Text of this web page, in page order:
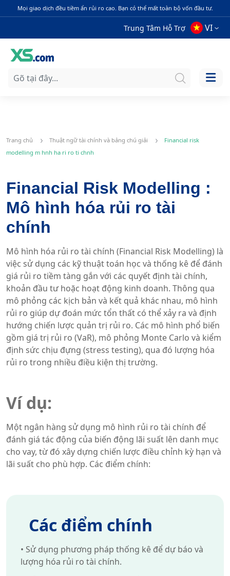
Mọi giao dịch đều tiềm ẩn rủi ro cao. Bạn có thể mất toàn bộ vốn đầu tư.
Trung Tâm Hỗ Trợ VI
Trang chủ Thuật ngữ tài chính và bảng chú giải
Financial risk
modelling m hnh ha ri ro ti chnh
Financial Risk Modelling :
Mô hình hóa rủi ro tài
chính
Mô hình hóa rủi ro tài chính (Financial Risk Modelling) là
việc sử dụng các kỹ thuật toán học và thống kê để đánh
giá rủi ro tiềm tàng gắn với các quyết định tài chính,
khoản đầu tư hoặc hoạt động kinh doanh. Thông qua
mô phỏng các kịch bản và kết quả khác nhau, mô hình
rủi ro giúp dự đoán mức tổn thất có thể xảy ra và định
hướng chiến lược quản trị rủi ro. Các mô hình phổ biến
gồm giá trị rủi ro (VaR), mô phỏng Monte Carlo và kiểm
định sức chịu đựng (stress testing), qua đó lượng hóa
rủi ro trong nhiều điều kiện thị trường.
Ví dụ:
Một ngân hàng sử dụng mô hình rủi ro tài chính để
đánh giá tác động của biến động lãi suất lên danh mục
cho vay, từ đó xây dựng chiến lược điều chỉnh kỳ hạn và
lãi suất cho phù hợp. Các điểm chính:
Các điểm chính
• Sử dụng phương pháp thống kê để dự báo và
lượng hóa rủi ro tài chính.